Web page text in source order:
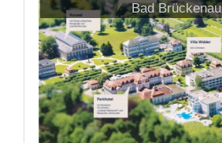
Bad Brückenau